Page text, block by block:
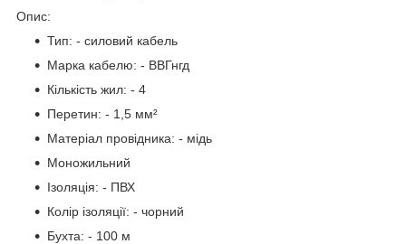
Опис:
Тип: - силовий кабель
Марка кабелю: - ВВГнгд
Кількість жил: - 4
Перетин: - 1,5 мм²
Матеріал провідника: - мідь
Моножильний
Ізоляція: - ПВХ
Колір ізоляції: - чорний
Бухта: - 100 м